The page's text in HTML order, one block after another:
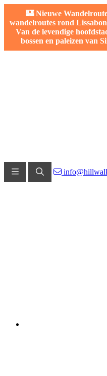
🏰 Nieuwe
wandelroutes rond
Van de levendige
bossen en paleizen van